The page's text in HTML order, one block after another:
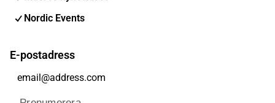
Nordic Events
E-postadress